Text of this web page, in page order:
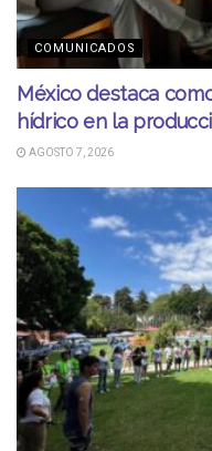
COMUNICADOS
México destaca
hídrico en la
AGOSTO 7, 2026